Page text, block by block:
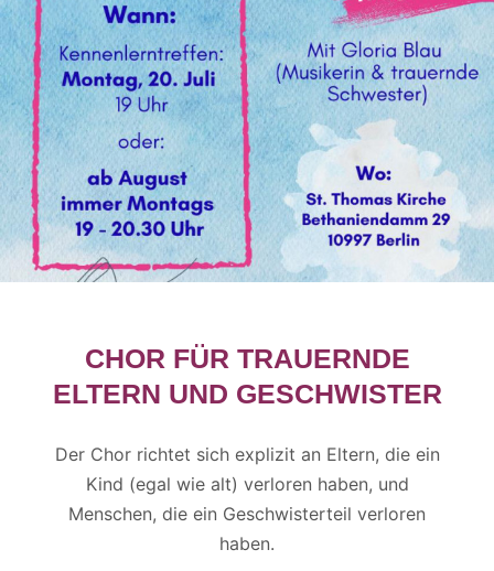
CHOR FÜR TRAUERNDE
ELTERN UND GESCHWISTER
Der Chor richtet sich explizit an Eltern, die ein
Kind (egal wie alt) verloren haben, und
Menschen, die ein Geschwisterteil verloren
haben.